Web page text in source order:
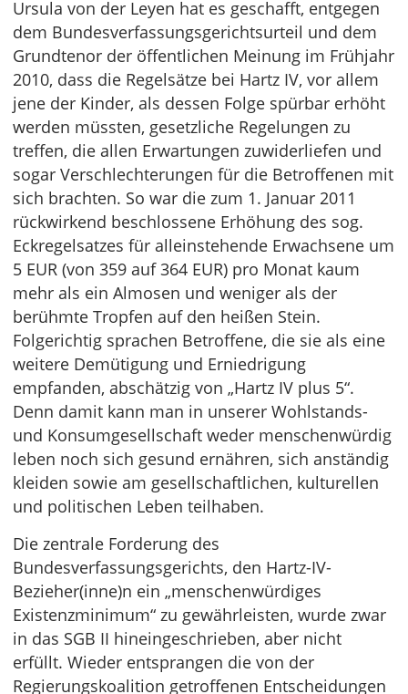
Ursula von der Leyen hat es geschafft, entgegen
dem Bundesverfassungsgerichtsurteil und dem
Grundtenor der öffentlichen Meinung im Frühjahr
2010, dass die Regelsätze bei Hartz IV, vor allem
jene der Kinder, als dessen Folge spürbar erhöht
werden müssten, gesetzliche Regelungen zu
treffen, die allen Erwartungen zuwiderliefen und
sogar Verschlechterungen für die Betroffenen mit
sich brachten. So war die zum 1. Januar 2011
rückwirkend beschlossene Erhöhung des sog.
Eckregelsatzes für alleinstehende Erwachsene um
5 EUR (von 359 auf 364 EUR) pro Monat kaum
mehr als ein Almosen und weniger als der
berühmte Tropfen auf den heißen Stein.
Folgerichtig sprachen Betroffene, die sie als eine
weitere Demütigung und Erniedrigung
empfanden, abschätzig von „Hartz IV plus 5“.
Denn damit kann man in unserer Wohlstands-
und Konsumgesellschaft weder menschenwürdig
leben noch sich gesund ernähren, sich anständig
kleiden sowie am gesellschaftlichen, kulturellen
und politischen Leben teilhaben.
Die zentrale Forderung des
Bundesverfassungsgerichts, den Hartz-IV-
Bezieher(inne)n ein „menschenwürdiges
Existenzminimum“ zu gewährleisten, wurde zwar
in das SGB II hineingeschrieben, aber nicht
erfüllt. Wieder entsprangen die von der
Regierungskoalition getroffenen Entscheidungen